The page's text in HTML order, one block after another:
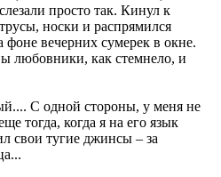
просто так. Кинул к
носки и распрямился
вечерних сумерек в окне.
любовники, как стемнело, и
С одной стороны, у меня не
тогда, когда я на его язык
свои тугие джинсы – за